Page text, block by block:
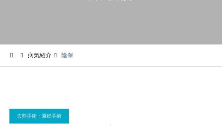
病気紹介 陰睾
去勢手術・避妊手術